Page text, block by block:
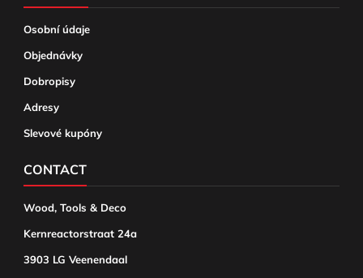
Osobní údaje
Objednávky
Dobropisy
Adresy
Slevové kupóny
CONTACT
Wood, Tools & Deco
Kernreactorstraat 24a
3903 LG Veenendaal